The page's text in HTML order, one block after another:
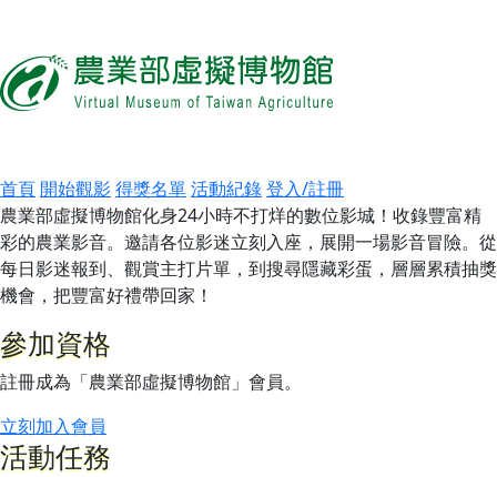
首頁 開始觀影得獎名單活動紀錄登入/註冊
農業部虛擬博物館化身24小時不打烊的數位影城！收錄豐富精
彩的農業影音。邀請各位影迷立刻入座，展開一場影音冒險。從
每日影迷報到、觀賞主打片單，到搜尋隱藏彩蛋，層層累積抽獎
機會，把豐富好禮帶回家！
參加資格
註冊成為「農業部虛擬博物館」會員。
立刻加入會員
活動任務